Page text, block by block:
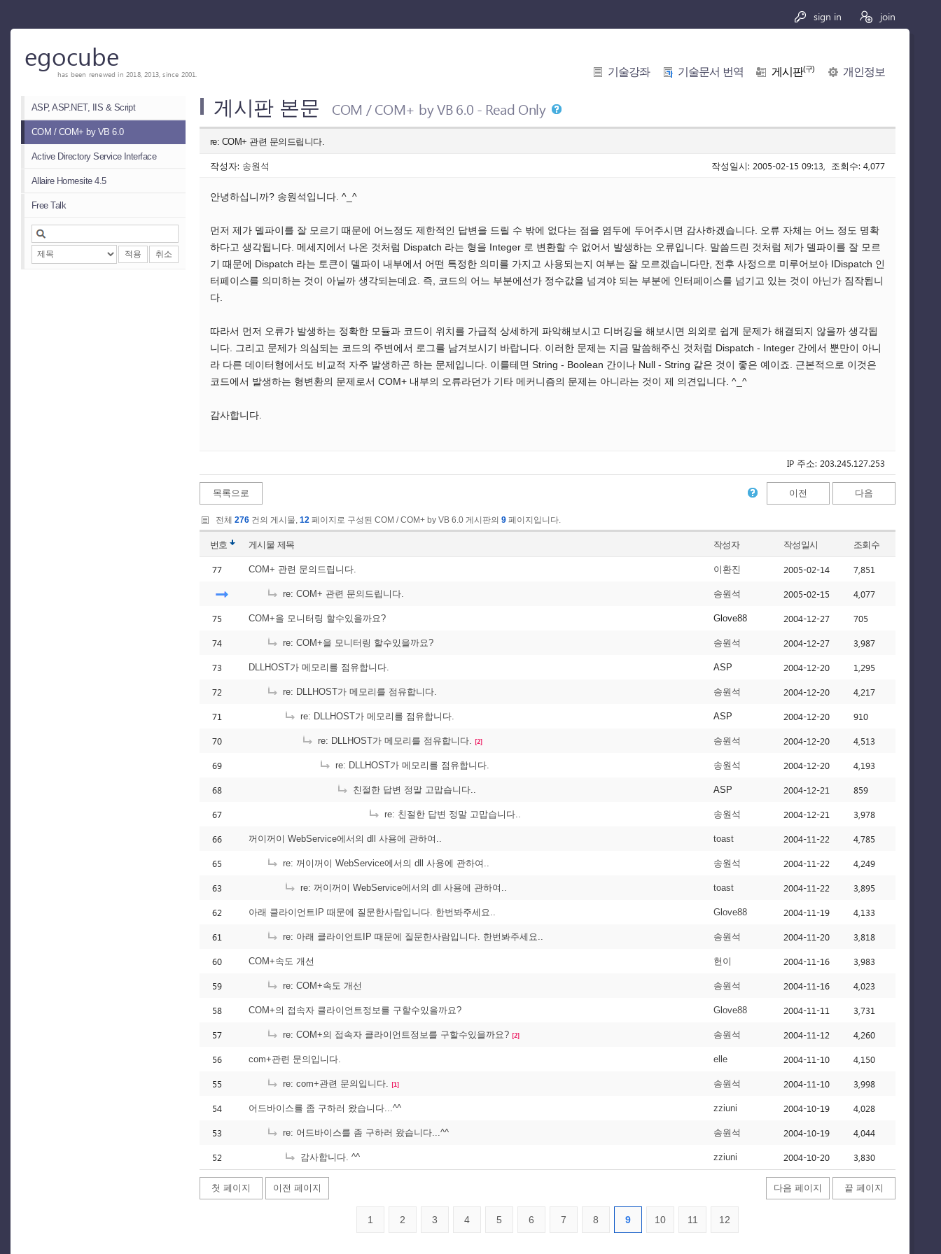
sign in join
egocube
has been renewed in 2018, 2013, since 2001. 기술강좌 기술문서 번역 게시판(구) 개인정보
ASP, ASP.NET, IIS & Script
COM / COM+ by VB 6.0
Active Directory Service Interface
Allaire Homesite 4.5
Free Talk
적용 취소
게시판 본문 COM / COM+ by VB 6.0 - Read Only
re: COM+ 관련 문의드립니다.
작성자: 송원석 작성일시: 2005-02-15 09:13, 조회수: 4,077
안녕하십니까? 송원석입니다. ^_^
먼저 제가 델파이를 잘 모르기 때문에 어느정도 제한적인 답변을 드릴 수 밖에 없다는 점을 염두에 두어주시면 감사하겠습니다. 오류 자체는 어느 정도 명확
하다고 생각됩니다. 메세지에서 나온 것처럼 Dispatch 라는 형을 Integer 로 변환할 수 없어서 발생하는 오류입니다. 말씀드린 것처럼 제가 델파이를 잘 모르
기 때문에 Dispatch 라는 토큰이 델파이 내부에서 어떤 특정한 의미를 가지고 사용되는지 여부는 잘 모르겠습니다만, 전후 사정으로 미루어보아 IDispatch 인
터페이스를 의미하는 것이 아닐까 생각되는데요. 즉, 코드의 어느 부분에선가 정수값을 넘겨야 되는 부분에 인터페이스를 넘기고 있는 것이 아닌가 짐작됩니
다.
따라서 먼저 오류가 발생하는 정확한 모듈과 코드이 위치를 가급적 상세하게 파악해보시고 디버깅을 해보시면 의외로 쉽게 문제가 해결되지 않을까 생각됩
니다. 그리고 문제가 의심되는 코드의 주변에서 로그를 남겨보시기 바랍니다. 이러한 문제는 지금 말씀해주신 것처럼 Dispatch - Integer 간에서 뿐만이 아니
라 다른 데이터형에서도 비교적 자주 발생하곤 하는 문제입니다. 이를테면 String - Boolean 간이나 Null - String 같은 것이 좋은 예이죠. 근본적으로 이것은
코드에서 발생하는 형변환의 문제로서 COM+ 내부의 오류라던가 기타 메커니즘의 문제는 아니라는 것이 제 의견입니다. ^_^
감사합니다.
IP 주소: 203.245.127.253
목록으로 이전 다음
전체 276 건의 게시물, 12 페이지로 구성된 COM / COM+ by VB 6.0 게시판의 9 페이지입니다.
번호 게시물 제목 작성자 작성일시 조회수
77 COM+ 관련 문의드립니다. 이환진 2005-02-14 7,851
re: COM+ 관련 문의드립니다. 송원석 2005-02-15 4,077
75 COM+을 모니터링 할수있을까요? Glove88 2004-12-27 705
74 re: COM+을 모니터링 할수있을까요? 송원석 2004-12-27 3,987
73 DLLHOST가 메모리를 점유합니다. ASP 2004-12-20 1,295
72 re: DLLHOST가 메모리를 점유합니다. 송원석 2004-12-20 4,217
71 re: DLLHOST가 메모리를 점유합니다. ASP 2004-12-20 910
70 re: DLLHOST가 메모리를 점유합니다. [2] 송원석 2004-12-20 4,513
69 re: DLLHOST가 메모리를 점유합니다. 송원석 2004-12-20 4,193
68 친절한 답변 정말 고맙습니다.. ASP 2004-12-21 859
67 re: 친절한 답변 정말 고맙습니다.. 송원석 2004-12-21 3,978
66 꺼이꺼이 WebService에서의 dll 사용에 관하여.. toast 2004-11-22 4,785
65 re: 꺼이꺼이 WebService에서의 dll 사용에 관하여.. 송원석 2004-11-22 4,249
63 re: 꺼이꺼이 WebService에서의 dll 사용에 관하여.. toast 2004-11-22 3,895
62 아래 클라이언트IP 때문에 질문한사람입니다. 한번봐주세요.. Glove88 2004-11-19 4,133
61 re: 아래 클라이언트IP 때문에 질문한사람입니다. 한번봐주세요.. 송원석 2004-11-20 3,818
60 COM+속도 개선 헌이 2004-11-16 3,983
59 re: COM+속도 개선 송원석 2004-11-16 4,023
58 COM+의 접속자 클라이언트정보를 구할수있을까요? Glove88 2004-11-11 3,731
57 re: COM+의 접속자 클라이언트정보를 구할수있을까요? [2] 송원석 2004-11-12 4,260
56 com+관련 문의입니다. elle 2004-11-10 4,150
55 re: com+관련 문의입니다. [1] 송원석 2004-11-10 3,998
54 어드바이스를 좀 구하러 왔습니다...^^ zziuni 2004-10-19 4,028
53 re: 어드바이스를 좀 구하러 왔습니다...^^ 송원석 2004-10-19 4,044
52 감사합니다. ^^ zziuni 2004-10-20 3,830
첫 페이지 이전 페이지 다음 페이지 끝 페이지
1 2 3 4 5 6 7 8 9 10 11 12